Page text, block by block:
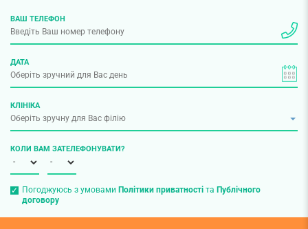
ВАШ ТЕЛЕФОН
ДАТА
КЛІНІКА
КОЛИ ВАМ ЗАТЕЛЕФОНУВАТИ?
Погоджуюсь з умовами Політики приватностіта Публічного
договору